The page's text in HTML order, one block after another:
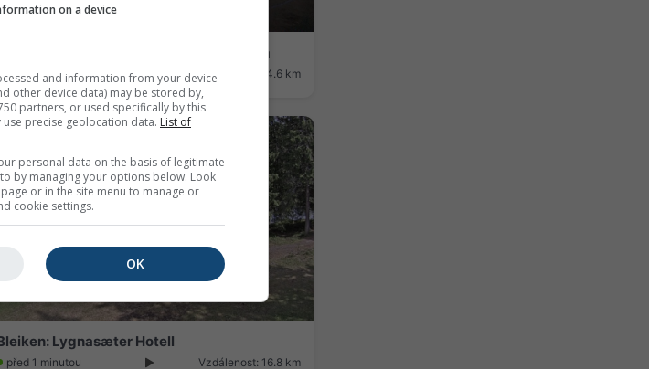
Nordre Austbygda › South-west: Eikvelta
před 11 minutami Vzdálenost: 14.6 km
Lygnasæter Hotell
před 1 minutou Vzdálenost: 16.8 km
on a device
and information from your device
other device data) may be stored by,
partners, or used specifically by this
precise geolocation data. List of
personal data on the basis of legitimate
by managing your options below. Look
or in the site menu to manage or
cookie settings.
OK